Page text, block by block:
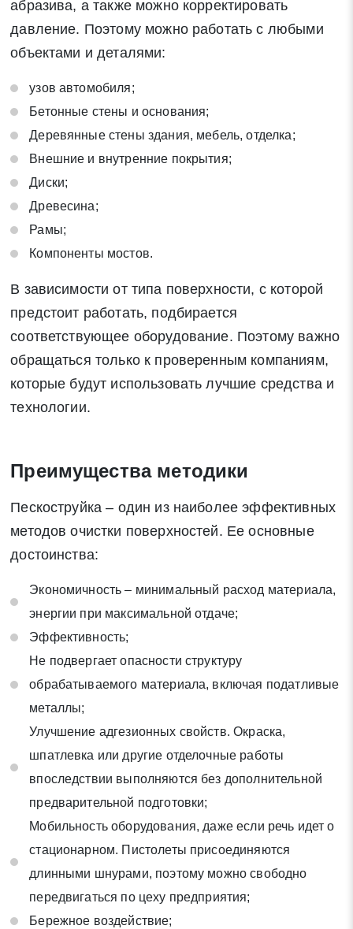
абразива, а также можно корректировать
давление. Поэтому можно работать с любыми
объектами и деталями:
узов автомобиля;
Бетонные стены и основания;
Деревянные стены здания, мебель, отделка;
Внешние и внутренние покрытия;
Диски;
Древесина;
Рамы;
Компоненты мостов.
В зависимости от типа поверхности, с которой
предстоит работать, подбирается
соответствующее оборудование. Поэтому важно
обращаться только к проверенным компаниям,
которые будут использовать лучшие средства и
технологии.
Преимущества методики
Пескоструйка – один из наиболее эффективных
методов очистки поверхностей. Ее основные
достоинства:
Экономичность – минимальный расход материала,
энергии при максимальной отдаче;
Эффективность;
Не подвергает опасности структуру
обрабатываемого материала, включая податливые
металлы;
Улучшение адгезионных свойств. Окраска,
шпатлевка или другие отделочные работы
впоследствии выполняются без дополнительной
предварительной подготовки;
Мобильность оборудования, даже если речь идет о
стационарном. Пистолеты присоединяются
длинными шнурами, поэтому можно свободно
передвигаться по цеху предприятия;
Бережное воздействие;
* - обязательные поля для заполнения
Отправить заявку
на обработку своих персональных данных в соответствии со
статьей 9 Федерального закона от 27 июля 2006 г. N 152-ФЗ
информационную рассылку по средством e-mail или СМС